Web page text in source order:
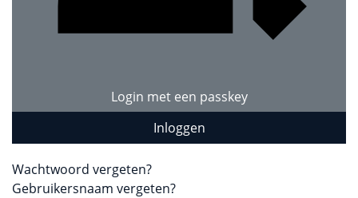
Login met een passkey
Inloggen
Wachtwoord vergeten?
Gebruikersnaam vergeten?